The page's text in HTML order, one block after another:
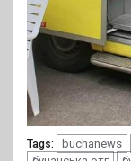
Tags: buchanews